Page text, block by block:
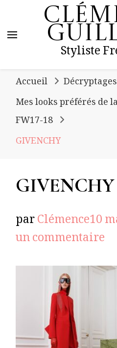
Styliste
Accueil
Mes looks préférés de
FW17-18
GIVENCHY
GIVENCHY
parClémence10
un commentaire